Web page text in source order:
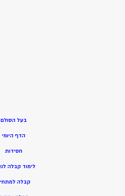
בעל הסולם
הדף היומי
חסידות
לימוד קבלה
קבלה